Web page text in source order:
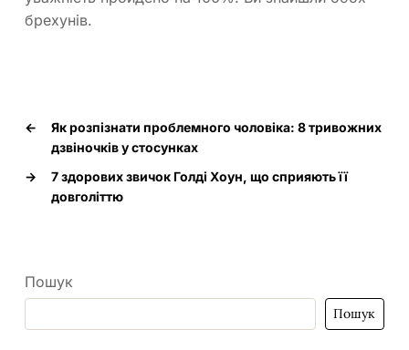
брехунів.
←
Як розпізнати проблемного чоловіка: 8 тривожних
дзвіночків у стосунках
→
7 здорових звичок Голді Хоун, що сприяють її
довголіттю
Пошук
Пошук